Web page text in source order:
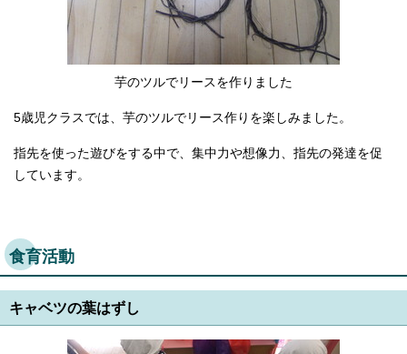
芋のツルでリースを作りました
5歳児クラスでは、芋のツルでリース作りを楽しみました。
指先を使った遊びをする中で、集中力や想像力、指先の発達を促
しています。
食育活動
キャベツの葉はずし